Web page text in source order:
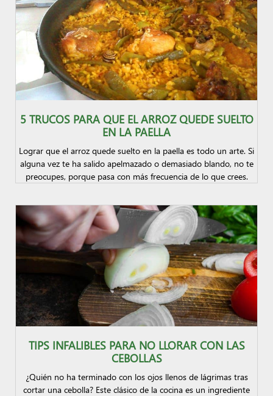
5 TRUCOS PARA QUE EL ARROZ QUEDE SUELTO
EN LA PAELLA
Lograr que el arroz quede suelto en la paella es todo un arte. Si
alguna vez te ha salido apelmazado o demasiado blando, no te
preocupes, porque pasa con más frecuencia de lo que crees.
TIPS INFALIBLES PARA NO LLORAR CON LAS
CEBOLLAS
¿Quién no ha terminado con los ojos llenos de lágrimas tras
cortar una cebolla? Este clásico de la cocina es un ingrediente